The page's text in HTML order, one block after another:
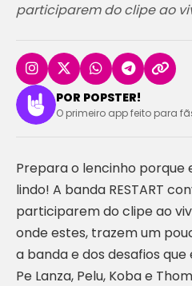
participarem do clipe ao
POR POPSTER!
O primeiro app feito para
Prepara o lencinho porque
lindo! A banda RESTART
participarem do clipe ao
onde estes, trazem um
a banda e dos desafios
Pe Lanza, Pelu, Koba e